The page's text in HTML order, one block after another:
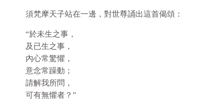
須梵摩天子站在一邊，對世尊誦出這首偈頌：
“於未生之事，
及已生之事，
內心常驚懼，
意念常躁動；
請解我所問，
可有無懼者？”